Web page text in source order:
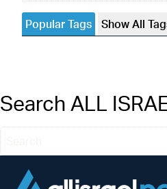
Popular Tags Show All
Search ALL